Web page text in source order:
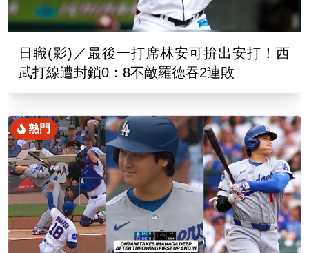
日職(影)／最後一打席林安可拚出安打！西
武打線遭封鎖0：8不敵羅德吞2連敗
熱門